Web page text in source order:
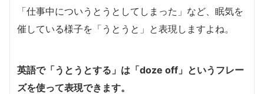
「仕事中についうとうとしてしまった」など、眠気を
催している様子を「うとうと」と表現しますよね。
英語で「うとうとする」は「doze off」というフレー
ズを使って表現できます。